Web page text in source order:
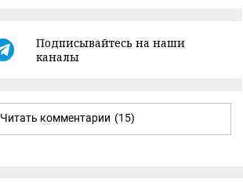
Подписывайтесь на наши
каналы
Читать комментарии (15)